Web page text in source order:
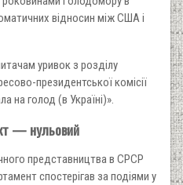
відносин між США і
уривок з розділу
президентської комісії
на голод (в Україні)».
— нульовий
представництва в СРСР
спостерігав за подіями у